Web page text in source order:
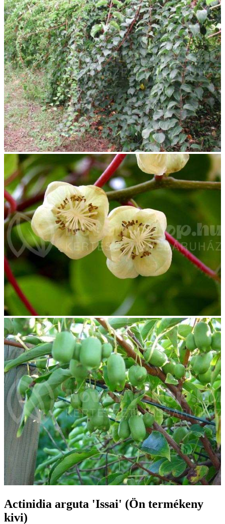
Actinidia arguta 'Issai' (Ön termékeny
kivi)